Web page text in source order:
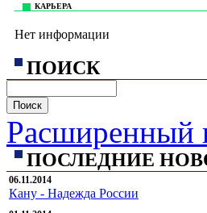
КАРЬЕРА
Нет информации
ПОИСК
Расширенный
ПОСЛЕДНИЕ
06.11.2014
Кану - Надежда России